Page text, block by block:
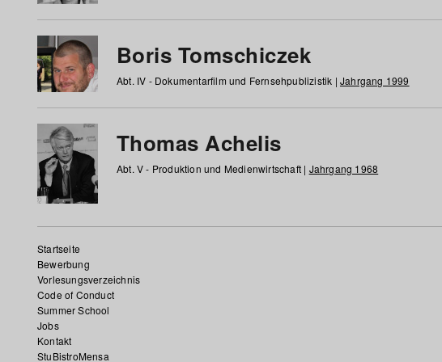
Boris Tomschiczek
Abt. IV - Dokumentarfilm und Fernsehpublizistik | Jahrgang 1999
Thomas Achelis
Abt. V - Produktion und Medienwirtschaft | Jahrgang 1968
Startseite
Bewerbung
Vorlesungsverzeichnis
Code of Conduct
Summer School
Jobs
Kontakt
StuBistroMensa